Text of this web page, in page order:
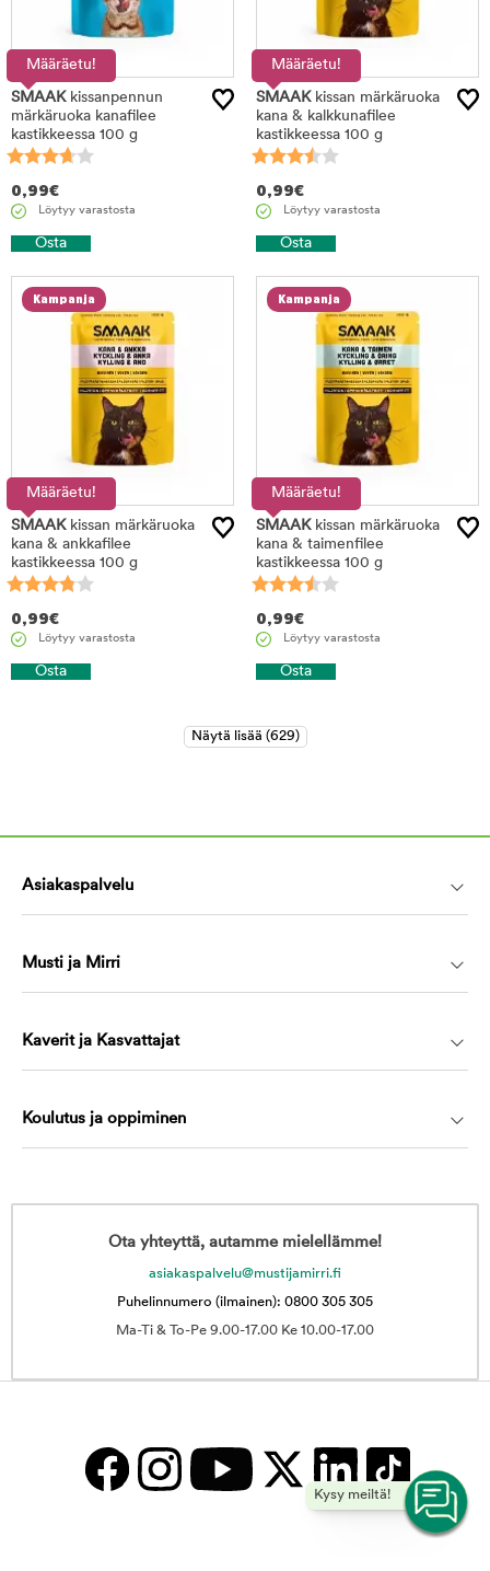
Määräetu!
SMAAKkissanpennun
märkäruoka kanafilee
kastikkeessa 100 g
0,99€
Löytyy varastosta
Osta
Määräetu!
SMAAKkissan märkäruoka
kana & kalkkunafilee
kastikkeessa 100 g
0,99€
Löytyy varastosta
Osta
Kampanja
Määräetu!
SMAAKkissan märkäruoka
kana & ankkafilee
kastikkeessa 100 g
0,99€
Löytyy varastosta
Osta
Kampanja
Määräetu!
SMAAKkissan märkäruoka
kana & taimenfilee
kastikkeessa 100 g
0,99€
Löytyy varastosta
Osta
Kysy meiltä!
Asiakaspalvelu
Musti ja Mirri
Kaverit ja Kasvattajat
Koulutus ja oppiminen
Ota yhteyttä, autamme mielellämme!
asiakaspalvelu@mustijamirri.fi
Puhelinnumero (ilmainen): 0800 305 305
Ma-Ti & To-Pe 9.00-17.00 Ke 10.00-17.00